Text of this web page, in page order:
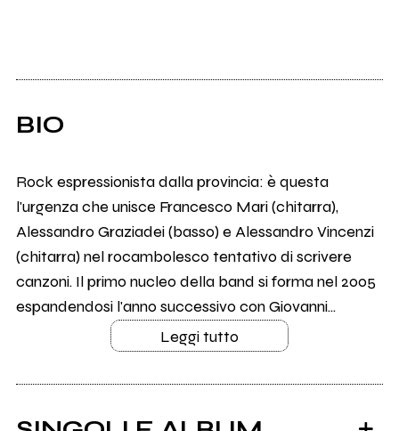
BIO
Rock espressionista dalla provincia: è questa
l'urgenza che unisce Francesco Mari (chitarra),
Alessandro Graziadei (basso) e Alessandro Vincenzi
(chitarra) nel rocambolesco tentativo di scrivere
canzoni. Il primo nucleo della band si forma nel 2005
espandendosi l'anno successivo con Giovanni...
Leggi tutto